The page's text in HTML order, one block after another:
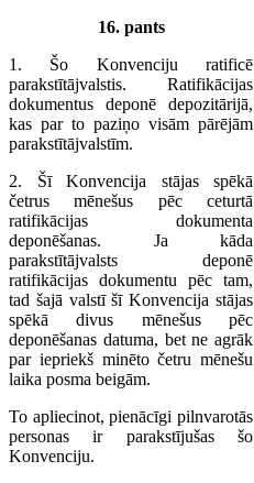
16. pants
1. Šo Konvenciju ratificē
parakstītājvalstis. Ratifikācijas
dokumentus deponē depozitārijā,
kas par to paziņo visām pārējām
parakstītājvalstīm.
2. Šī Konvencija stājas spēkā
četrus mēnešus pēc ceturtā
ratifikācijas dokumenta
deponēšanas. Ja kāda
parakstītājvalsts deponē
ratifikācijas dokumentu pēc tam,
tad šajā valstī šī Konvencija stājas
spēkā divus mēnešus pēc
deponēšanas datuma, bet ne agrāk
par iepriekš minēto četru mēnešu
laika posma beigām.
To apliecinot, pienācīgi pilnvarotās
personas ir parakstījušas šo
Konvenciju.